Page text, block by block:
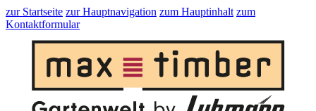
zur Startseite zur Hauptnavigation zum Hauptinhalt zum
Kontaktformular